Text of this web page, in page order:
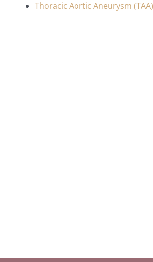
Thoracic Aortic Aneurysm (TAA)